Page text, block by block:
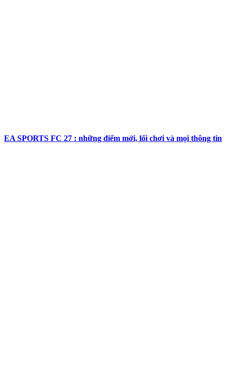
EA SPORTS FC 27 : những điểm mới, lối chơi và mọi thông tin